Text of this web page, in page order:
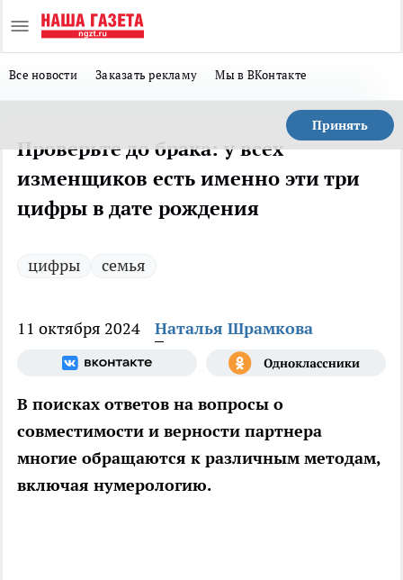
Все новости Заказать рекламу Мы в ВКонтакте
Принять
Проверьте до брака: у всех
изменщиков есть именно эти три
цифры в дате рождения
цифры семья
11 октября 2024 Наталья Шрамкова
В поисках ответов на вопросы о
совместимости и верности партнера
многие обращаются к различным методам,
включая нумерологию.